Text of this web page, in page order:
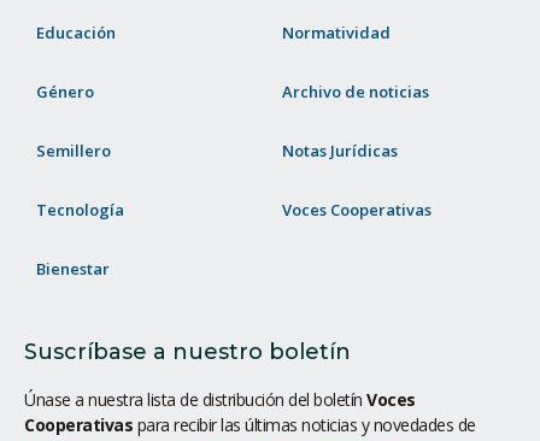
Educación
Género
Semillero
Tecnología
Bienestar
Normatividad
Archivo de noticias
Notas Jurídicas
Voces Cooperativas
Suscríbase a nuestro boletín
Únase a nuestra lista de distribución del boletín Voces
Cooperativas para recibir las últimas noticias y novedades de